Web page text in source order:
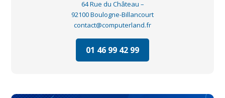
64 Rue du Château –
92100 Boulogne-Billancourt
contact@computerland.fr
01 46 99 42 99